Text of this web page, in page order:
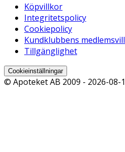
Köpvillkor
Integritetspolicy
Cookiepolicy
Kundklubbens
Tillgänglighet
Cookieinställningar
© Apoteket AB 2009 - 2026-08-